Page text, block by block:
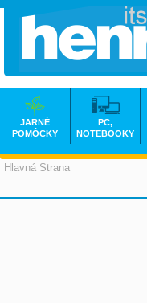
Hlavná Strana
JARNÉ
POMÔCKY
PC,
NOTEBOOKY